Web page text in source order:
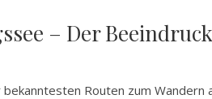
– Der
Routen zum Wandern